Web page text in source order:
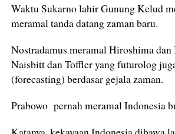
Waktu Sukarno lahir Gunung Kelud
meramal tanda datang zaman baru.
Nostradamus meramal Hiroshima dan
Naisbitt dan Toffler yang futurolog
(forecasting) berdasar gejala zaman.
Prabowo pernah meramal Indonesia